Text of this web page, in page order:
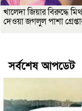
খালেদা জিয়ার বিরুদ্ধে
দেওয়া জগলুল পাশা
সর্বশেষ আপডেট